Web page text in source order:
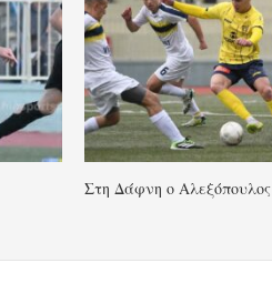
Στη Δάφνη ο Αλεξόπουλος